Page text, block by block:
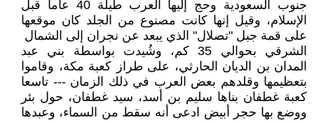
جنوب السعودية وحج إليها العرب طيلة 40 عاما قبل
الإسلام، وقيل إنها كانت مصنوع من الجلد كان موقعها
على قمة جبل "تصلال" الذي يبعد عن نجران إلى الشمال
الشرقي بحوالي 35 كم، وشُيدت بواسطة بني عبد
المدان بن الديان الحارثي، على طراز كعبة مكة، وقاموا
بتعظيمها وقلدهم بعض العرب في ذلك الزمان --- تاسعا
كعبة غطفان بناها سليم بن أسد، سيد غطفان، حول بئر
ووضع بها حجر أبيض ادعى أنه سقط من السماء، وعبدها